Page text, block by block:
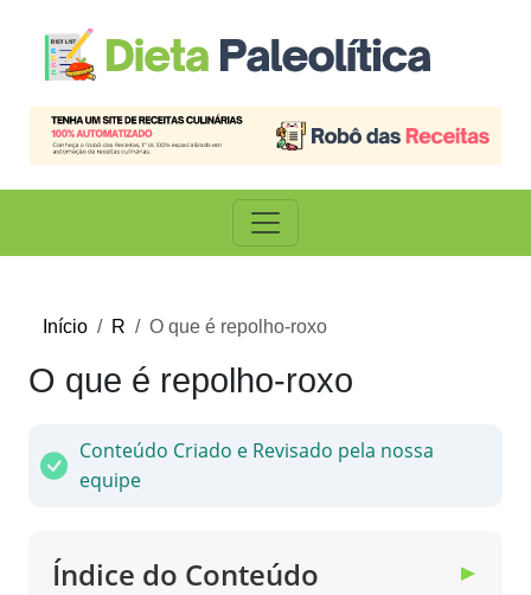
Início R O que é repolho-roxo
O que é repolho-roxo
Conteúdo Criado e Revisado pela nossa
equipe
Índice do Conteúdo ▼